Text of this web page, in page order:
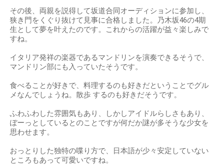
その後、両親を説得して坂道合同オーディションに参加し、
狭き門をくぐり抜けて見事に合格しました。乃木坂46の4期
生として夢を叶えたのです。これからの活躍が益々楽しみで
すね。
イタリア発祥の楽器であるマンドリンを演奏できるそうで、
マンドリン部にも入っていたそうです。
食べることが好きで、料理するのも好きだということでグル
メなんでしょうね。散歩 するのも好きだそうです。
ふわふわした雰囲気もあり、しかしアイドルらしさもあり、
ぼーっとしているとのことですが何だか謎が多そうな少女を
思わせます。
おっとりした独特の喋り方で、日本語が少々安定していない
ところもあって可愛いですね。